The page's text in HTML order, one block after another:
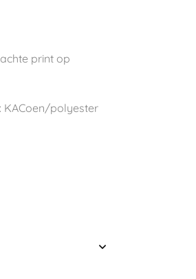
print op
KACoen/polyester